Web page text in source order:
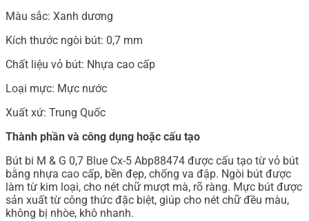
Màu sắc: Xanh dương
Kích thước ngòi bút: 0,7 mm
Chất liệu vỏ bút: Nhựa cao cấp
Loại mực: Mực nước
Xuất xứ: Trung Quốc
Thành phần và công dụng hoặc cấu tạo
Bút bi M & G 0,7 Blue Cx-5 Abp88474 được cấu tạo từ vỏ bút
bằng nhựa cao cấp, bền đẹp, chống va đập. Ngòi bút được
làm từ kim loại, cho nét chữ mượt mà, rõ ràng. Mực bút được
sản xuất từ công thức đặc biệt, giúp cho nét chữ đều màu,
không bị nhòe, khô nhanh.